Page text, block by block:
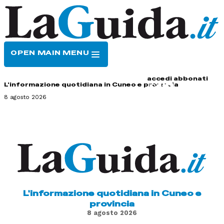
OPEN MAIN MENU
accedi abbonati
L'informazione quotidiana in Cuneo e provincia
8 agosto 2026
L'informazione quotidiana in Cuneo e
provincia
8 agosto 2026